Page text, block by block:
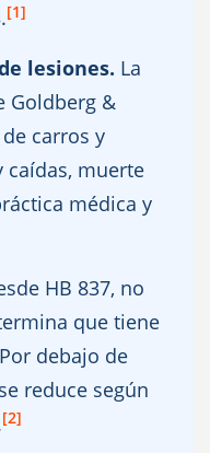
[1]
lesiones. La
Goldberg &
carros y
caídas, muerte
médica y
HB 837, no
que tiene
debajo de
reduce según
[2]